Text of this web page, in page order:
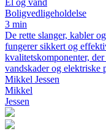
El og vand
Boligvedligeholdelse
3 min
De rette slanger, kabler
fungerer sikkert og
kvalitetskomponenter,
vandskader og elektriske
Mikkel Jessen
Mikkel
Jessen